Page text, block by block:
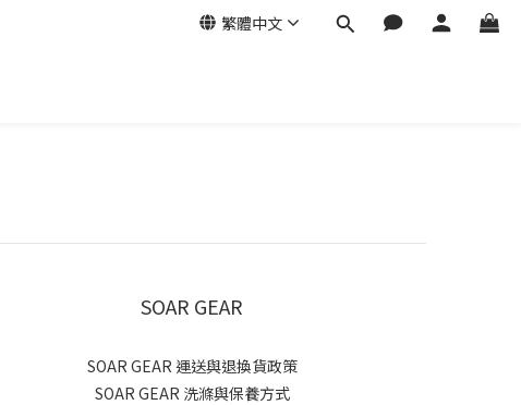
繁體中文
SOAR GEAR
SOAR GEAR 運送與退換貨政策
SOAR GEAR 洗滌與保養方式